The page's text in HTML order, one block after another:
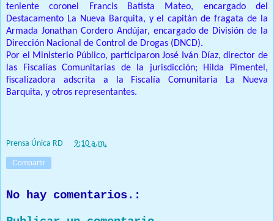
teniente coronel Francis Batista Mateo, encargado del
Destacamento La Nueva Barquita, y el capitán de fragata de la
Armada Jonathan Cordero Andújar, encargado de División de la
Dirección Nacional de Control de Drogas (DNCD).
Por el Ministerio Público, participaron José Iván Díaz, director de
las Fiscalías Comunitarias de la jurisdicción; Hilda Pimentel,
fiscalizadora adscrita a la Fiscalía Comunitaria La Nueva
Barquita, y otros representantes.
Prensa Única RD 9:10 a.m.
Compartir
No hay comentarios.: